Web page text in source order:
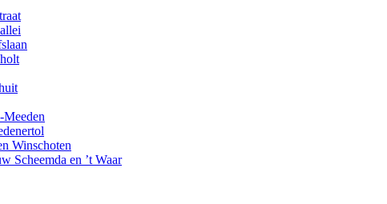
Meeden
Winschoten
Scheemda en ’t Waar